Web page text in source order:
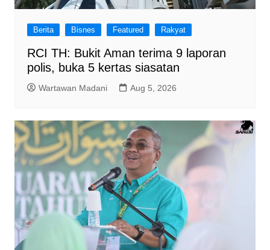
Berita Bisnes Featured Rakyat
RCI TH: Bukit Aman terima 9 laporan
polis, buka 5 kertas siasatan
Wartawan Madani Aug 5, 2026